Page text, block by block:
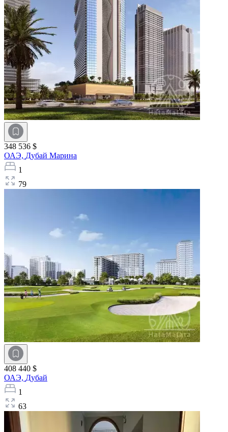
348 536 $
ОАЭ, Дубай Марина
1
79
408 440 $
ОАЭ, Дубай
1
63